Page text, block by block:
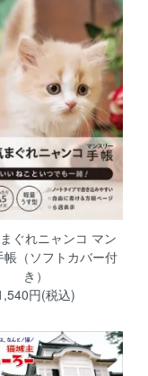
ぐれニャンコ マン
帳（ソフトカバー付
き）
円(税込)